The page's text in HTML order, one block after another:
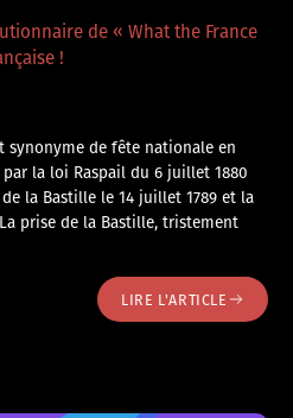
de « What the France
!
synonyme de fête nationale en
la loi Raspail du 6 juillet 1880
la Bastille le 14 juillet 1789 et la
prise de la Bastille, tristement
LIRE L'ARTICLE